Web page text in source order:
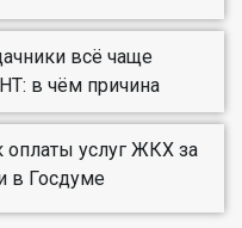
всё чаще
в чём причина
оплаты услуг ЖКХ за
в Госдуме